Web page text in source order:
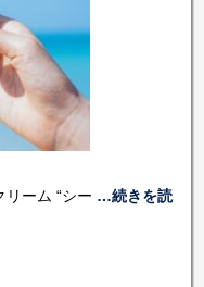
ーム “シー …続きを読